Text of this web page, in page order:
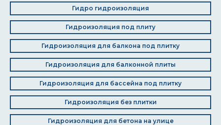
Гидро гидроизоляция
Гидроизоляция под плиту
Гидроизоляция для балкона под плитку
Гидроизоляция для балконной плиты
Гидроизоляция для бассейна под плитку
Гидроизоляция без плитки
Гидроизоляция для бетона на улице